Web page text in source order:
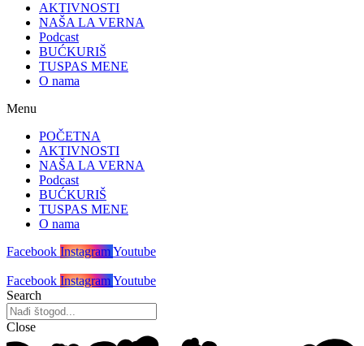
AKTIVNOSTI
NAŠA LA VERNA
Podcast
BUĆKURIŠ
TUSPAS MENE
O nama
Menu
POČETNA
AKTIVNOSTI
NAŠA LA VERNA
Podcast
BUĆKURIŠ
TUSPAS MENE
O nama
Facebook InstagramYoutube
Facebook InstagramYoutube
Search
Close